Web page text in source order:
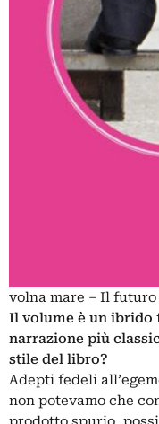
volna mare ‒ Il futuro
Il volume è un ibrido
narrazione più
stile del libro?
Adepti fedeli
non potevamo che